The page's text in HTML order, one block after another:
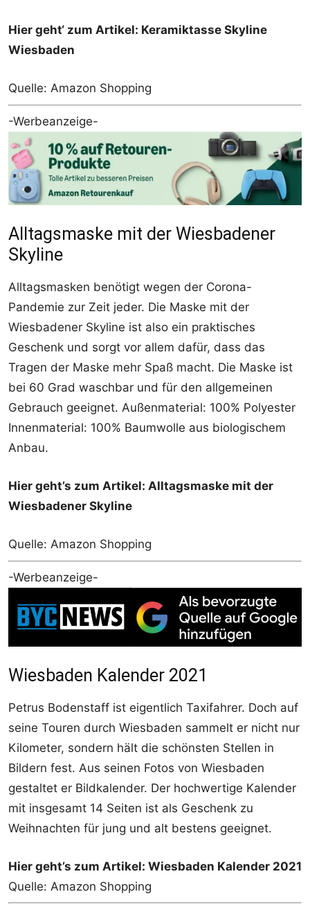
Hier geht‘ zum Artikel: Keramiktasse Skyline
Wiesbaden
Quelle: Amazon Shopping
-Werbeanzeige-
Alltagsmaske mit der Wiesbadener
Skyline
Alltagsmasken benötigt wegen der Corona-
Pandemie zur Zeit jeder. Die Maske mit der
Wiesbadener Skyline ist also ein praktisches
Geschenk und sorgt vor allem dafür, dass das
Tragen der Maske mehr Spaß macht. Die Maske ist
bei 60 Grad waschbar und für den allgemeinen
Gebrauch geeignet. Außenmaterial: 100% Polyester
Innenmaterial: 100% Baumwolle aus biologischem
Anbau.
Hier geht’s zum Artikel: Alltagsmaske mit der
Wiesbadener Skyline
Quelle: Amazon Shopping
-Werbeanzeige-
Wiesbaden Kalender 2021
Petrus Bodenstaff ist eigentlich Taxifahrer. Doch auf
seine Touren durch Wiesbaden sammelt er nicht nur
Kilometer, sondern hält die schönsten Stellen in
Bildern fest. Aus seinen Fotos von Wiesbaden
gestaltet er Bildkalender. Der hochwertige Kalender
mit insgesamt 14 Seiten ist als Geschenk zu
Weihnachten für jung und alt bestens geeignet.
Hier geht’s zum Artikel: Wiesbaden Kalender 2021
Quelle: Amazon Shopping